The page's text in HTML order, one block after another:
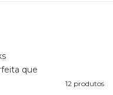
que
12 produtos